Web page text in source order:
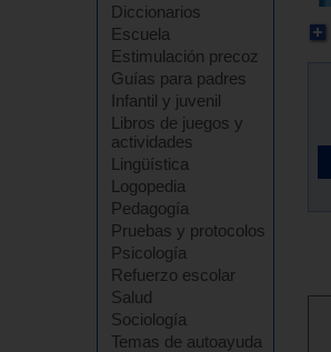
Diccionarios
Escuela
Estimulación precoz
Guías para padres
Infantil y juvenil
Libros de juegos y
actividades
Lingüística
Logopedia
Pedagogía
Pruebas y protocolos
Psicología
Refuerzo escolar
Salud
Sociología
Temas de autoayuda